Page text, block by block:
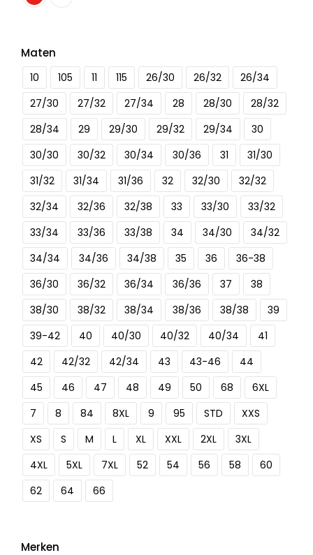
Maten
10 105 11 115 26/30 26/32
26/34
27/30
27/32 27/34 28 28/30
28/32
28/34
29 29/30 29/32 29/34
30
30/30
30/32 30/34 30/36 31
31/30
31/32
31/34 31/36 32 32/30
32/32
32/34
32/36 32/38 33 33/30
33/32
33/34
33/36 33/38 34 34/30
34/32
34/34
34/36 34/38 35 36
36-38
36/30
36/32 36/34 36/36 37
38
38/30
38/32 38/34 38/36 38/38
39
39-42
40 40/30 40/32 40/34
41
42
42/32 42/34 43 43-46
44
45
46 47 48 49 50 68
6XL
7
8 84 8XL 9 95 STD
XXS
XS
S M L XL XXL 2XL
3XL
4XL
5XL 7XL 52 54 56 58
60
62
64 66
Merken